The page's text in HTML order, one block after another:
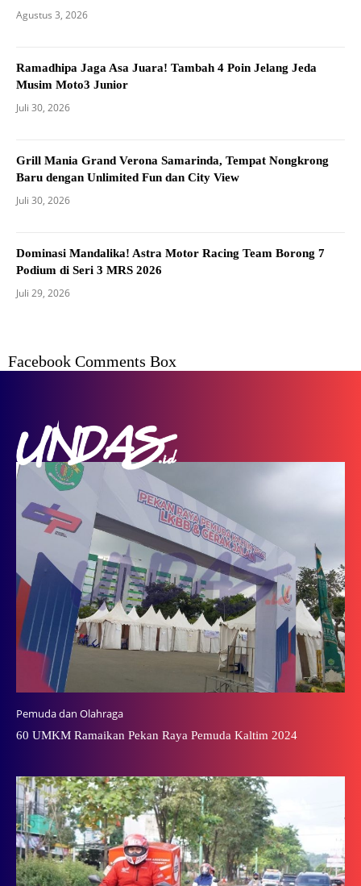
Agustus 3, 2026
Ramadhipa Jaga Asa Juara! Tambah 4 Poin Jelang Jeda
Musim Moto3 Junior
Juli 30, 2026
Grill Mania Grand Verona Samarinda, Tempat Nongkrong
Baru dengan Unlimited Fun dan City View
Juli 30, 2026
Dominasi Mandalika! Astra Motor Racing Team Borong 7
Podium di Seri 3 MRS 2026
Juli 29, 2026
Facebook Comments Box
Pemuda dan Olahraga
60 UMKM Ramaikan Pekan Raya Pemuda Kaltim 2024